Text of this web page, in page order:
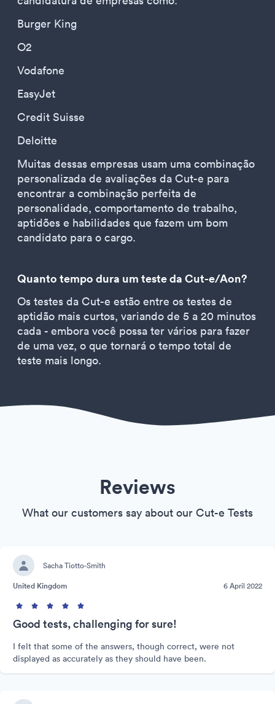
Burger King
O2
Vodafone
EasyJet
Credit Suisse
Deloitte
Muitas dessas empresas usam uma combinação
personalizada de avaliações da Cut-e para
encontrar a combinação perfeita de
personalidade, comportamento de trabalho,
aptidões e habilidades que fazem um bom
candidato para o cargo.
Quanto tempo dura um teste da Cut-e/Aon?
Os testes da Cut-e estão entre os testes de
aptidão mais curtos, variando de 5 a 20 minutos
cada - embora você possa ter vários para fazer
de uma vez, o que tornará o tempo total de
teste mais longo.
Reviews
What our customers say about our Cut-e Tests
Sacha Tiotto-Smith
United Kingdom
6 April 2022
Good tests, challenging for sure!
I felt that some of the answers, though correct, were not
displayed as accurately as they should have been.